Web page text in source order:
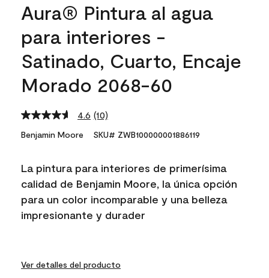
Aura® Pintura al agua
para interiores -
Satinado, Cuarto, Encaje
Morado 2068-60
4.6 Read
10
Reviews.
link.
(10)
Benjamin Moore SKU# ZWB100000001886119
La pintura para interiores de primerísima
calidad de Benjamin Moore, la única opción
para un color incomparable y una belleza
impresionante y durader
Ver detalles del producto